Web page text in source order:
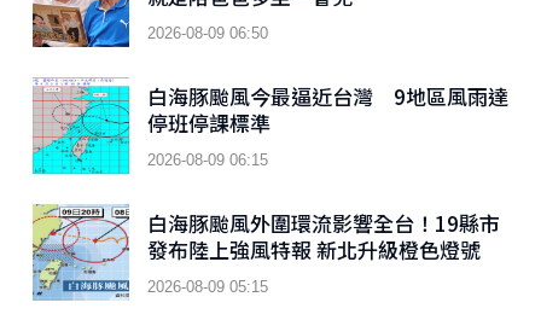
2026-08-09 06:50
白海豚颱風今最逼近台灣 9地區風雨達
停班停課標準
2026-08-09 06:15
白海豚颱風外圍環流影響全台！19縣市
發布陸上強風特報 新北升級橙色燈號
2026-08-09 05:15